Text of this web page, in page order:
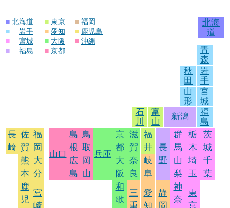
■ 北海道
■
岩手
■
宮城
■
福島
■ 東京
■ 愛知
■ 大阪
■ 京都
■ 福岡
■ 鹿児島
■ 沖縄
北海
道
青
森
秋
田
岩
手
山
形
宮
城
石
川
富
山
新潟
福
島
長
崎
佐
賀
福
岡
山口
島
根
鳥
取
兵庫
京
都
滋
賀
福
井
長
野
群
馬
栃
木
茨
城
熊
本
大
分
広
島
岡
山
大
阪
奈
良
岐
阜
山
梨
埼
玉
千
葉
鹿
児
宮
崎
和
歌
三
重
愛
知
静
岡
神
奈
東
京